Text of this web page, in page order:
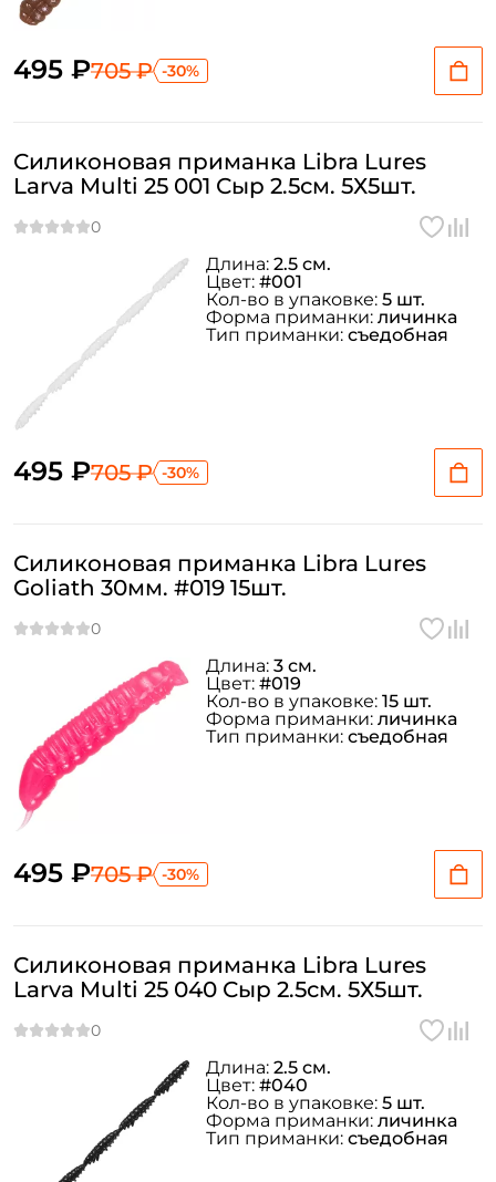
495 ₽705 ₽ -30%
Силиконовая приманка Libra Lures
Larva Multi 25 001 Сыр 2.5см. 5Х5шт.
495 ₽705 ₽ -30%
Длина: 2.5 см.
Цвет: #001
Кол-во в упаковке: 5 шт.
Форма приманки: личинка
Тип приманки: съедобная
Силиконовая приманка Libra Lures
Goliath 30мм. #019 15шт.
495 ₽705 ₽ -30%
Длина: 3 см.
Цвет: #019
Кол-во в упаковке: 15 шт.
Форма приманки: личинка
Тип приманки: съедобная
Силиконовая приманка Libra Lures
Larva Multi 25 040 Сыр 2.5см. 5Х5шт.
Длина: 2.5 см.
Цвет: #040
Кол-во в упаковке: 5 шт.
Форма приманки: личинка
Тип приманки: съедобная